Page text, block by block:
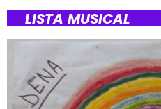
LISTA MUSICAL